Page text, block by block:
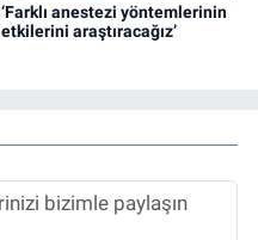
‘Farklı anestezi yöntemlerinin
etkilerini araştıracağız’